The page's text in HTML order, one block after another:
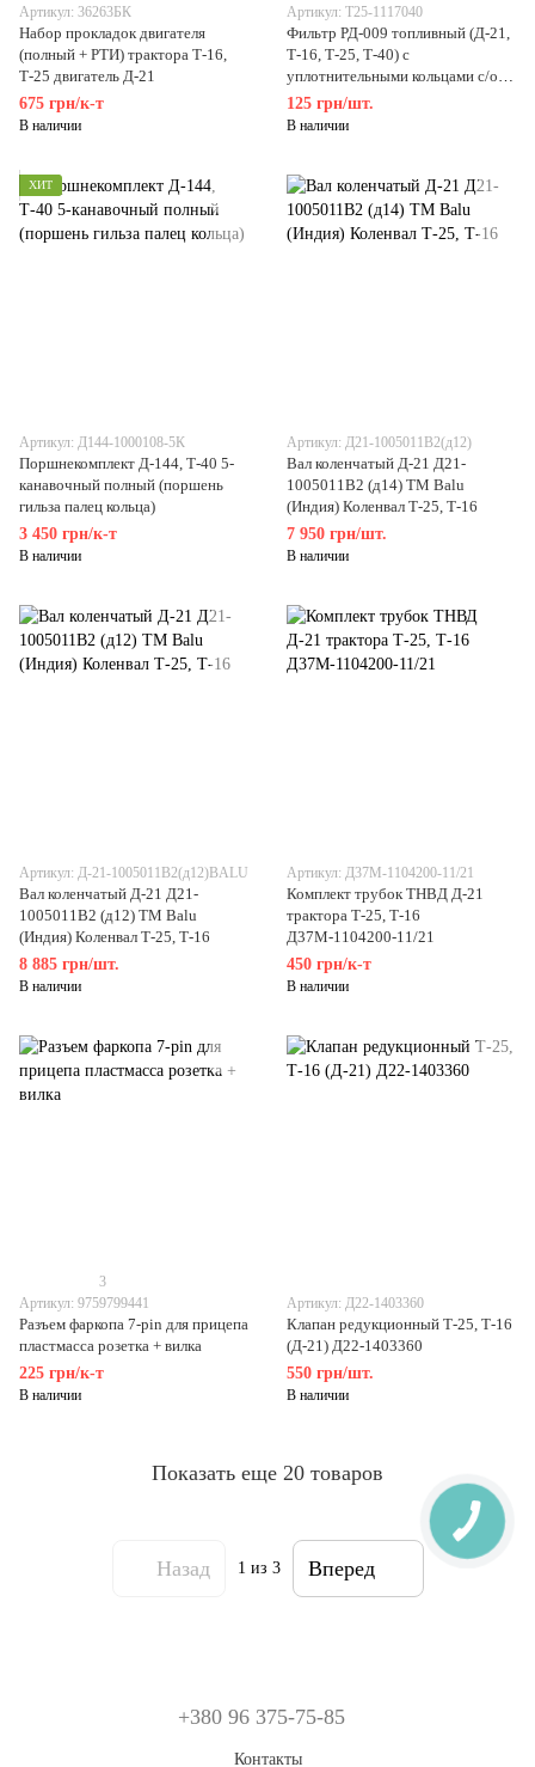
Артикул: 36263БК
Набор прокладок двигателя
(полный + РТИ) трактора Т-16,
Т-25 двигатель Д-21
675 грн/к-т
В наличии
Артикул: Т25-1117040
Фильтр РД-009 топливный (Д-21,
Т-16, Т-25, Т-40) с
уплотнительными кольцами с/о
тонкой очистки топлива
(52х14х120 тонкий)
125 грн/шт.
В наличии
ХИТ
Артикул: Д144-1000108-5К
Поршнекомплект Д-144, Т-40 5-
канавочный полный (поршень
гильза палец кольца)
3 450 грн/к-т
В наличии
Артикул: Д21-1005011В2(д12)
Вал коленчатый Д-21 Д21-
1005011В2 (д14) ТМ Balu
(Индия) Коленвал Т-25, Т-16
7 950 грн/шт.
В наличии
Артикул: Д-21-1005011В2(д12)BALU
Вал коленчатый Д-21 Д21-
1005011В2 (д12) ТМ Balu
(Индия) Коленвал Т-25, Т-16
8 885 грн/шт.
В наличии
Артикул: Д37М-1104200-11/21
Комплект трубок ТНВД Д-21
трактора Т-25, Т-16
Д37М-1104200-11/21
450 грн/к-т
В наличии
3
Артикул: 9759799441
Разъем фаркопа 7-pin для прицепа
пластмасса розетка + вилка
225 грн/к-т
В наличии
Артикул: Д22-1403360
Клапан редукционный Т-25, Т-16
(Д-21) Д22-1403360
550 грн/шт.
В наличии
Показать еще 20 товаров
Назад 1 из 3 Вперед
+380 96 375-75-85
Контакты